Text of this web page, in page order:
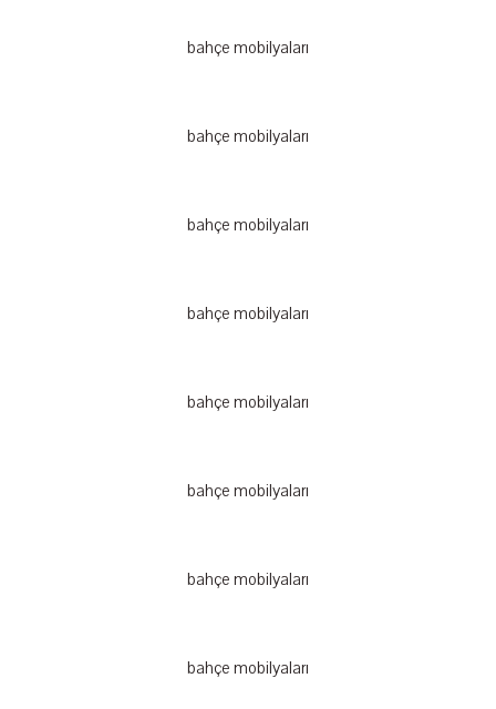
bahçe mobilyaları
bahçe mobilyaları
bahçe mobilyaları
bahçe mobilyaları
bahçe mobilyaları
bahçe mobilyaları
bahçe mobilyaları
bahçe mobilyaları